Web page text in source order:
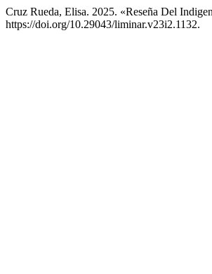
Cruz Rueda, Elisa. 2025. «Reseña Del
https://doi.org/10.29043/liminar.v23i2.1132.